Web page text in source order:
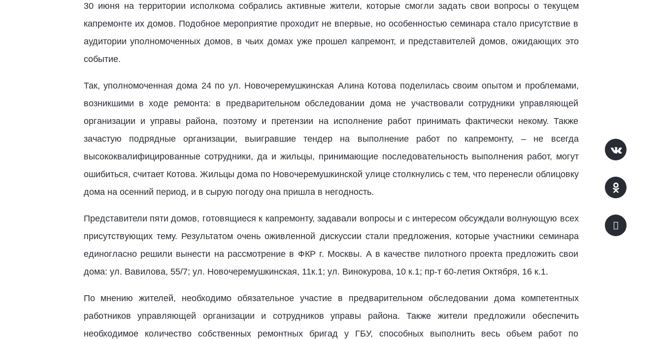
30 июня на территории исполкома собрались активные жители, которые смогли задать свои вопросы о текущем
капремонте их домов. Подобное мероприятие проходит не впервые, но особенностью семинара стало присутствие в
аудитории уполномоченных домов, в чьих домах уже прошел капремонт, и представителей домов, ожидающих это
событие.
Так, уполномоченная дома 24 по ул. Новочеремушкинская Алина Котова поделилась своим опытом и проблемами,
возникшими в ходе ремонта: в предварительном обследовании дома не участвовали сотрудники управляющей
организации и управы района, поэтому и претензии на исполнение работ принимать фактически некому. Также
зачастую подрядные организации, выигравшие тендер на выполнение работ по капремонту, – не всегда
высококвалифицированные сотрудники, да и жильцы, принимающие последовательность выполнения работ, могут
ошибиться, считает Котова. Жильцы дома по Новочеремушкинской улице столкнулись с тем, что перенесли облицовку
дома на осенний период, и в сырую погоду она пришла в негодность.
Представители пяти домов, готовящиеся к капремонту, задавали вопросы и с интересом обсуждали волнующую всех
присутствующих тему. Результатом очень оживленной дискуссии стали предложения, которые участники семинара
единогласно решили вынести на рассмотрение в ФКР г. Москвы. А в качестве пилотного проекта предложить свои
дома: ул. Вавилова, 55/7; ул. Новочеремушкинская, 11к.1; ул. Винокурова, 10 к.1; пр-т 60-летия Октября, 16 к.1.
По мнению жителей, необходимо обязательное участие в предварительном обследовании дома компетентных
работников управляющей организации и сотрудников управы района. Также жители предложили обеспечить
необходимое количество собственных ремонтных бригад у ГБУ, способных выполнить весь объем работ по